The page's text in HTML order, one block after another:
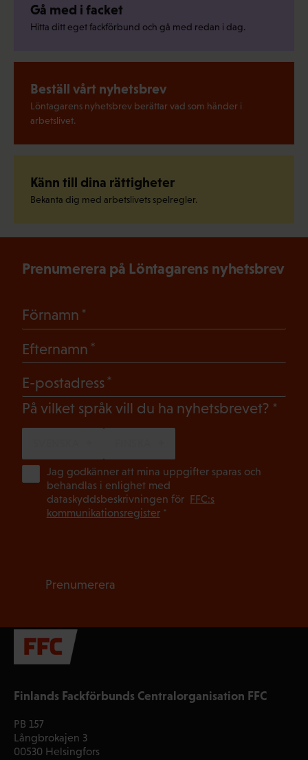
Gå med i facket
Hitta ditt eget fackförbund och gå med redan i dag.
Beställ vårt nyhetsbrev
Löntagarens nyhetsbrev berättar vad som händer i
arbetslivet.
Känn till dina rättigheter
Bekanta dig med arbetslivets spelregler.
Finlands Fackförbunds Centralorganisation FFC
PB 157
Långbrokajen 3
00530 Helsingfors
Prenumerera på Löntagarens nyhetsbrev
Förnamn
Efternamn
E-postadress
På vilket språk vill du ha nyhetsbrevet?
Jag godkänner att mina uppgifter sparas och
behandlas i enlighet med
dataskyddsbeskrivningen för FFC:s
kommunikationsregister*
Prenumerera